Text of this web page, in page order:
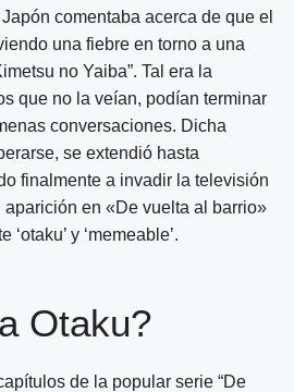
comentaba acerca de que el
una fiebre en torno a una
no Yaiba”. Tal era la
que no la veían, podían terminar
conversaciones. Dicha
se extendió hasta
finalmente a invadir la televisión
aparición en «De vuelta al barrio»
y ‘memeable’.
Otaku?
de la popular serie “De